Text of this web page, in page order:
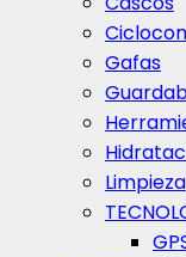
Gafas
Limpieza